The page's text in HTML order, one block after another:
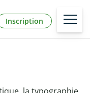
Inscription